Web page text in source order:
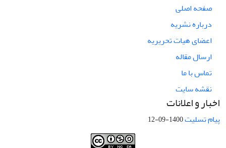
صفحه اصلی
درباره نشریه
اعضای هیات تحریریه
ارسال مقاله
تماس با ما
نقشه سایت
اخبار و اعلانات
پیام تسلیت1400-09-12